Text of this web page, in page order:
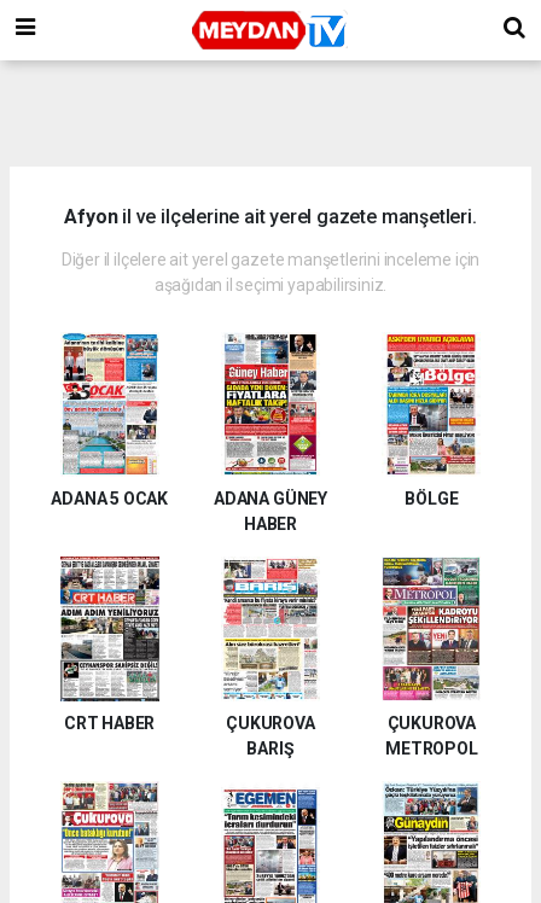
Afyonil ve ilçelerine ait yerel gazete manşetleri.
Diğer il ilçelere ait yerel gazete manşetlerini inceleme için
aşağıdan il seçimi yapabilirsiniz.
ADANA 5 OCAK
ADANA GÜNEY
HABER
BÖLGE
CRT HABER
ÇUKUROVA
BARIŞ
ÇUKUROVA
METROPOL